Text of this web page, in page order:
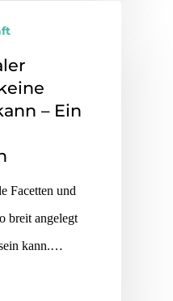
– Ein
Facetten und
breit angelegt
kann.…